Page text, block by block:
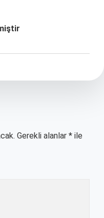
Gerekli alanlar * ile